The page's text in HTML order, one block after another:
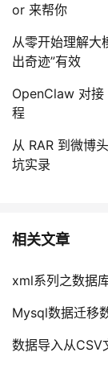
or 来帮你
从零开始理解
出奇迹”有效
OpenClaw 对接
程
从 RAR 到微博
坑实录
相关文章
xml系列之数据
Mysql数据迁移
数据导入从CSV